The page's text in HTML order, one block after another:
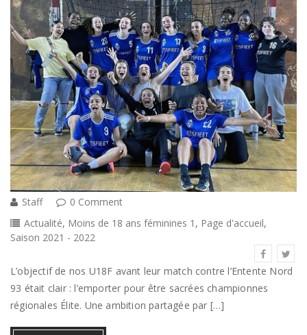
Staff
0 Comment
Actualité, Moins de 18 ans féminines 1 , Page d'accueil,
Saison 2021 - 2022
L’objectif de nos U18F avant leur match contre l’Entente Nord
93 était clair : l’emporter pour être sacrées championnes
régionales Élite. Une ambition partagée par […]